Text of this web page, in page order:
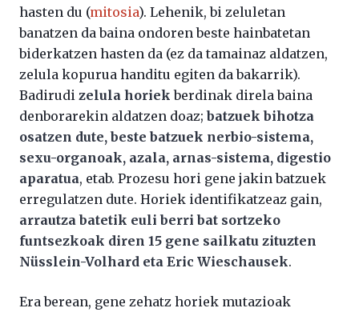
hasten du (mitosia). Lehenik, bi zeluletan
banatzen da baina ondoren beste hainbatetan
biderkatzen hasten da (ez da tamainaz aldatzen,
zelula kopurua handitu egiten da bakarrik).
Badirudi zelula horiek berdinak direla baina
denborarekin aldatzen doaz;batzuek bihotza
osatzen dute, beste batzuek nerbio-sistema,
sexu-organoak, azala, arnas-sistema, digestio
aparatua, etab. Prozesu hori gene jakin batzuek
erregulatzen dute. Horiek identifikatzeaz gain,
arrautza batetik euli berri bat sortzeko
funtsezkoak diren 15 gene sailkatu zituzten
Nüsslein-Volhard eta Eric Wieschausek.
Era berean, gene zehatz horiek mutazioak